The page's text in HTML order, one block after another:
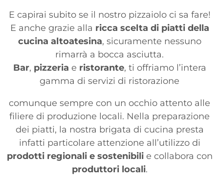
E capirai subito se il nostro pizzaiolo ci sa fare!
E anche grazie alla ricca scelta di piatti della
cucina altoatesina, sicuramente nessuno
rimarrà a bocca asciutta.
Bar, pizzeria e ristorante, ti offriamo l’intera
gamma di servizi di ristorazione
comunque sempre con un occhio attento alle
filiere di produzione locali. Nella preparazione
dei piatti, la nostra brigata di cucina presta
infatti particolare attenzione all’utilizzo di
prodotti regionali e sostenibilie collabora con
produttori locali.